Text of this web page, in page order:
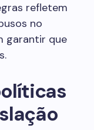
refletem
no
garantir que